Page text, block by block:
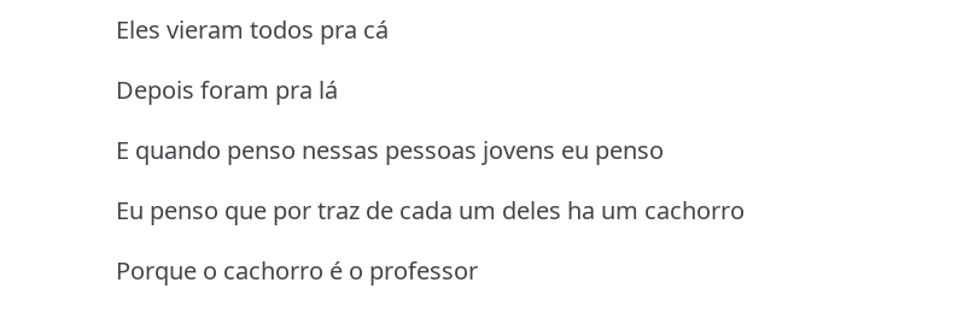
Eles vieram todos pra cá
Depois foram pra lá
E quando penso nessas pessoas jovens eu penso
Eu penso que por traz de cada um deles ha um cachorro
Porque o cachorro é o professor